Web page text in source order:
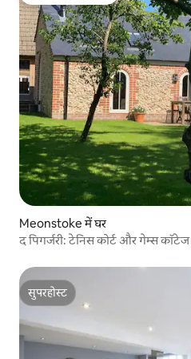
Meonstoke में घर
द पिगर्जरी: टेनिस कोर्ट और गेम्स
सुपरहोस्ट
सुपरहोस्ट